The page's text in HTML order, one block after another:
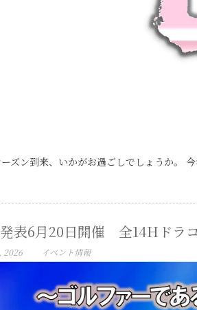
ズン到来、いかがお過ごしでしょうか
表6月20日開催 全14Hドラ
2026 イベント情報